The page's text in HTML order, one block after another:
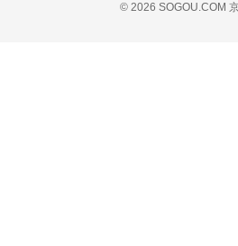
© 2026 SOGOU.COM